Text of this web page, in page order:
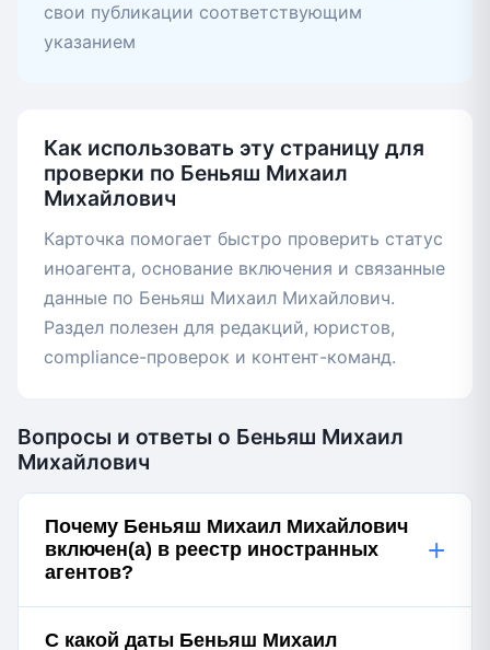
свои публикации соответствующим
указанием
Как использовать эту страницу для
проверки по Беньяш Михаил
Михайлович
Карточка помогает быстро проверить статус
иноагента, основание включения и связанные
данные по Беньяш Михаил Михайлович.
Раздел полезен для редакций, юристов,
compliance-проверок и контент-команд.
Вопросы и ответы о Беньяш Михаил
Михайлович
Почему Беньяш Михаил Михайлович
включен(а) в реестр иностранных
агентов?
+
С какой даты Беньяш Михаил